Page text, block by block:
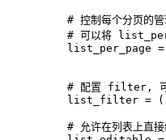
# 控制每个分页的管
# 可以将
list_per_page =
# 配置 filter, 可
list_filter =
# 允许在列表上直接